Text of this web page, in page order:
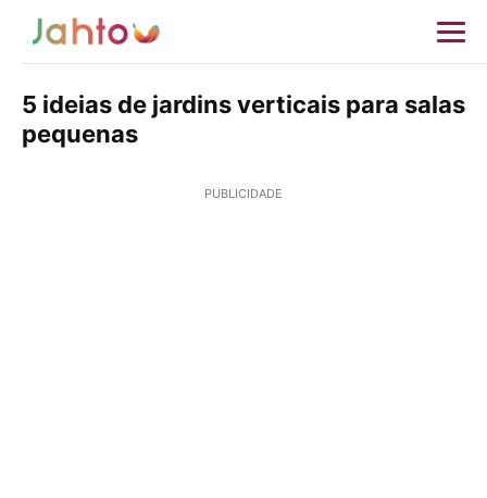
5 ideias de jardins verticais para salas
pequenas
PUBLICIDADE